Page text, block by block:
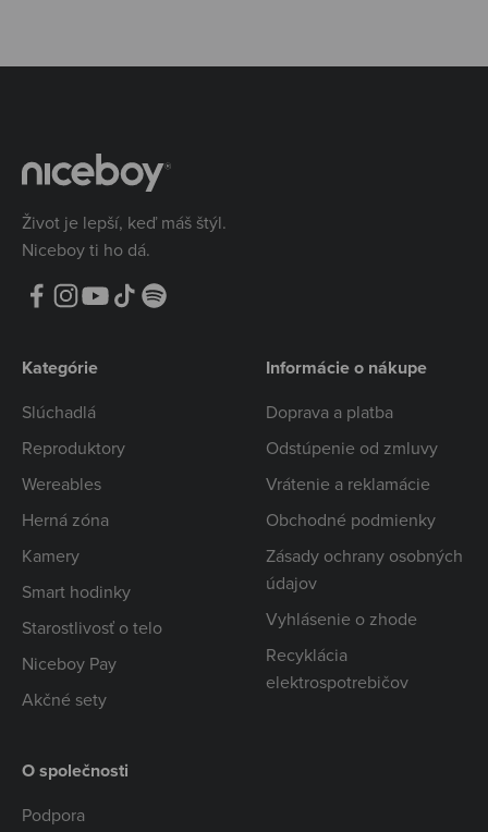
Život je lepší, keď máš štýl.
Niceboy ti ho dá.
Kategórie
Slúchadlá
Reproduktory
Wereables
Herná zóna
Kamery
Smart hodinky
Starostlivosť o telo
Niceboy Pay
Akčné sety
Informácie o nákupe
Doprava a platba
Odstúpenie od zmluvy
Vrátenie a reklamácie
Obchodné podmienky
Zásady ochrany osobných
údajov
Vyhlásenie o zhode
Recyklácia
elektrospotrebičov
O společnosti
Podpora